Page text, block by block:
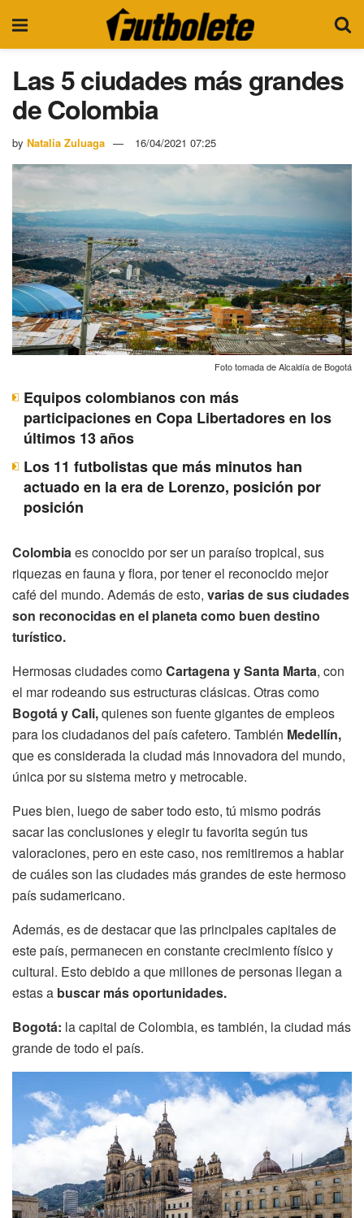
Las 5 ciudades más grandes
de Colombia
by Natalia Zuluaga 16/04/2021 07:25
Foto tomada de Alcaldía de Bogotá
Equipos colombianos con más
participaciones en Copa Libertadores en los
últimos 13 años
Los 11 futbolistas que más minutos han
actuado en la era de Lorenzo, posición por
posición
Colombiaes conocido por ser un paraíso tropical, sus
riquezas en fauna y flora, por tener el reconocido mejor
café del mundo. Además de esto, varias de sus ciudades
son reconocidas en el planeta como buen destino
turístico.
Hermosas ciudades comoCartagena y Santa Marta, con
el mar rodeando sus estructuras clásicas. Otras como
Bogotá y Cali,quienes son fuente gigantes de empleos
para los ciudadanos del país cafetero. También Medellín,
que es considerada la ciudad más innovadora del mundo,
única por su sistema metro y metrocable.
Pues bien, luego de saber todo esto, tú mismo podrás
sacar las conclusiones y elegir tu favorita según tus
valoraciones, pero en este caso, nos remitiremos a hablar
de cuáles son las ciudades más grandes de este hermoso
país sudamericano.
Además, es de destacar que las principales capitales de
este país, permanecen en constante crecimiento físico y
cultural. Esto debido a que millones de personas llegan a
estas a buscar más oportunidades.
Bogotá: la capital de Colombia, es también, la ciudad más
grande de todo el país.